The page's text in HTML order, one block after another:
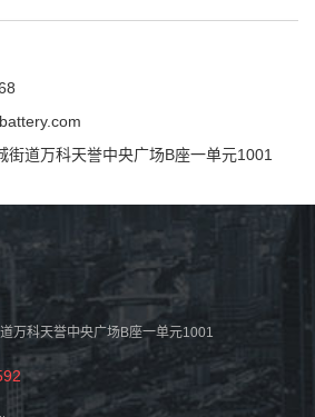
街道万科天誉中央广场B座一单元1001
万科天誉中央广场B座一单元1001